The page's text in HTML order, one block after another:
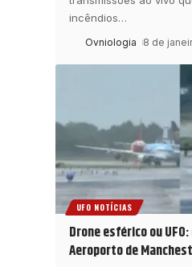
incêndios…
Ovniologia 8 de
UFO NOTÍCIAS
Drone esférico ou
Aeroporto de